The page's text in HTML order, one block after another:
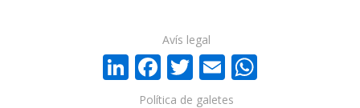
LinkedIn
Facebook
Twitter
Email
Política de galetes
Avís legal